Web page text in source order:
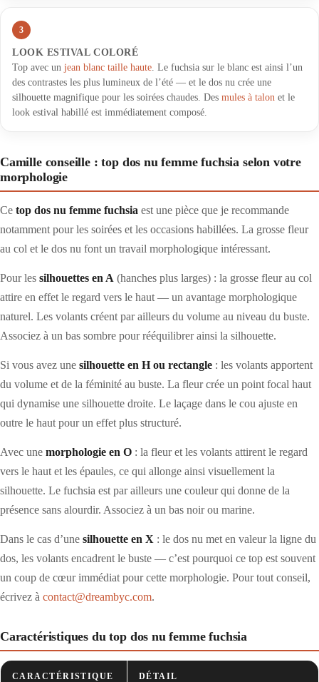
3
LOOK ESTIVAL COLORÉ
Top avec un jean blanc taille haute . Le fuchsia sur le blanc est ainsi l’un
des contrastes les plus lumineux de l’été — et le dos nu crée une
silhouette magnifique pour les soirées chaudes. Des mules à talon et le
look estival habillé est immédiatement composé.
Camille conseille : top dos nu femme fuchsia selon votre
morphologie
Ce top dos nu femme fuchsia est une pièce que je recommande
notamment pour les soirées et les occasions habillées. La grosse fleur
au col et le dos nu font un travail morphologique intéressant.
Pour les silhouettes en A (hanches plus larges) : la grosse fleur au col
attire en effet le regard vers le haut — un avantage morphologique
naturel. Les volants créent par ailleurs du volume au niveau du buste.
Associez à un bas sombre pour rééquilibrer ainsi la silhouette.
Si vous avez une silhouette en H ou rectangle : les volants apportent
du volume et de la féminité au buste. La fleur crée un point focal haut
qui dynamise une silhouette droite. Le laçage dans le cou ajuste en
outre le haut pour un effet plus structuré.
Avec une morphologie en O : la fleur et les volants attirent le regard
vers le haut et les épaules, ce qui allonge ainsi visuellement la
silhouette. Le fuchsia est par ailleurs une couleur qui donne de la
présence sans alourdir. Associez à un bas noir ou marine.
Dans le cas d’une silhouette en X : le dos nu met en valeur la ligne du
dos, les volants encadrent le buste — c’est pourquoi ce top est souvent
un coup de cœur immédiat pour cette morphologie. Pour tout conseil,
écrivez à contact@dreambyc.com.
Caractéristiques du top dos nu femme fuchsia
CARACTÉRISTIQUE DÉTAIL